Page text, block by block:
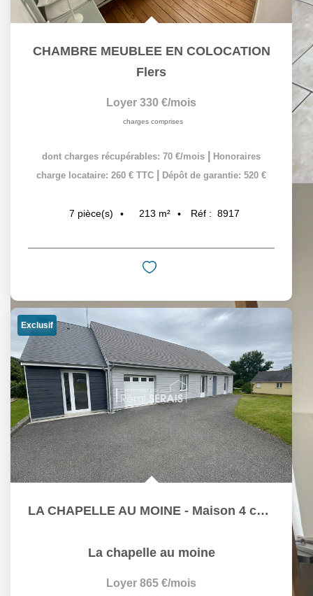
CHAMBRE MEUBLEE EN COLOCATION
Flers
Loyer 330 €/mois
charges comprises
dont charges récupérables: 70 €/mois
Honoraires
charge locataire: 260 € TTC
Dépôt de garantie: 520 €
7 pièce(s) 213 m² Réf : 8917
Exclusif
LA CHAPELLE AU MOINE - Maison 4 chambres
La chapelle au moine
Loyer 865 €/mois